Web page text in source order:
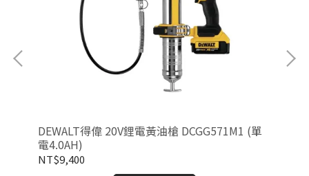
DEWALT得偉 20V鋰電黃油槍 DCGG571M1 (單
電4.0AH)
NT$9,400